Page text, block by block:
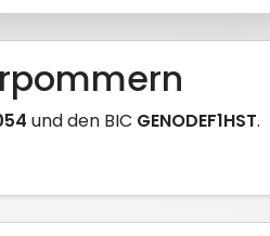
und den BIC GENODEF1HST.